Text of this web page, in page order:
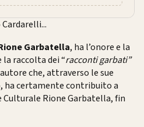
Garbatella, ha l’onore e la
raccolta dei “racconti garbati”
che, attraverso le sue
ha certamente contribuito a
Culturale Rione Garbatella, fin